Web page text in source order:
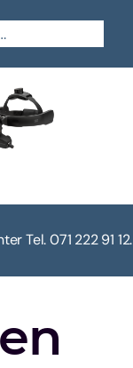
Tel. 071 222 91 12.